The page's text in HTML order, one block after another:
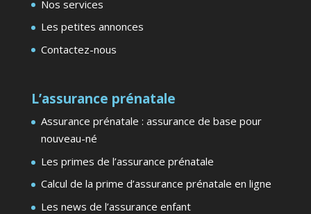
Nos services
Les petites annonces
Contactez-nous
L’assurance prénatale
Assurance prénatale : assurance de base pour
nouveau-né
Les primes de l’assurance prénatale
Calcul de la prime d’assurance prénatale en ligne
Les news de l’assurance enfant